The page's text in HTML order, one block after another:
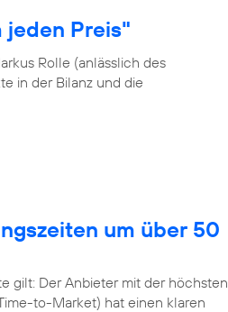
jeden Preis"
Rolle (anlässlich des
in der Bilanz und die
um über 50
gilt: Der Anbieter mit der höchsten
to-Market) hat einen klaren